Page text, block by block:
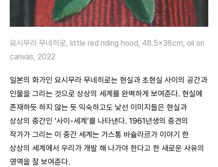
요시무라 무네히로, little red riding hood, 48.5x38cm, oil on
canvas, 2022
일본의 화가인 요시무라 무네히로는 현실과 초현실 사이의 공간과
인물을 그리는 것으로 상상의 세계를 완벽하게 보여준다. 현실에
존재하듯 하지 않는 듯 익숙하고도 낯선 이미지들은 현실과
상상의 중간인 ‘사이-세계’를 나타낸다. 1961년생의 중견의
작가가 그리는 이 중간 세계는 가스통 바슐라르가 이야기 한
상상의 세계에서 우리가 개발 해 나가야 한다고 한 새로운 사유의
영역을 잘 보여준다.